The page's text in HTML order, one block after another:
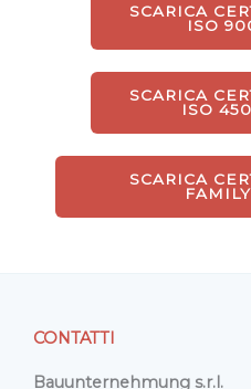
SCARICA
ISO
SCARICA
ISO
SCARICA
CONTATTI
Bauunternehmung s.r.l.